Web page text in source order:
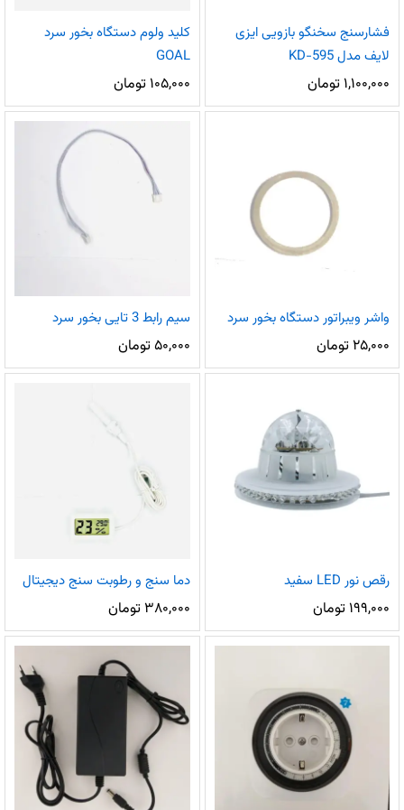
فشارسنج سخنگو بازویی ایزی
لایف مدل KD-595
۱,۱۰۰,۰۰۰ تومان
کلید ولوم دستگاه بخور سرد
GOAL
۱۰۵,۰۰۰ تومان
واشر ویبراتور دستگاه بخور سرد
۲۵,۰۰۰ تومان
سیم رابط 3 تایی بخور سرد
۵۰,۰۰۰تومان
رقص نور LED سفید
۱۹۹,۰۰۰ تومان
دما سنج و رطوبت سنج دیجیتال
۳۸۰,۰۰۰ تومان